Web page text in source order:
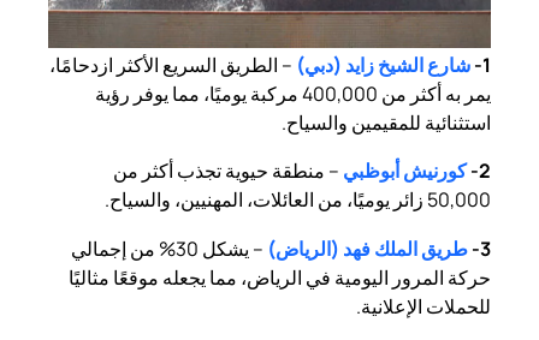
1- شارع الشيخ زايد (دبي) – الطريق السريع الأكثر ازدحامًا،
يمر به أكثر من 400,000 مركبة يوميًا، مما يوفر رؤية
استثنائية للمقيمين والسياح.
2- كورنيش أبوظبي – منطقة حيوية تجذب أكثر من
50,000 زائر يوميًا، من العائلات، المهنيين، والسياح.
3- طريق الملك فهد (الرياض)
– يشكل 30% من إجمالي
حركة المرور اليومية في الرياض، مما يجعله موقعًا مثاليًا
للحملات الإعلانية.